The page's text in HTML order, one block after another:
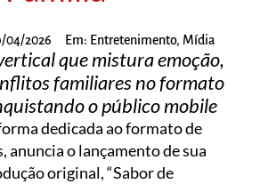
04/2026 Em: Entretenimento, Mídia
que mistura emoção,
familiares no formato
o público mobile
dedicada ao formato de
anuncia o lançamento de sua
original, “Sabor de